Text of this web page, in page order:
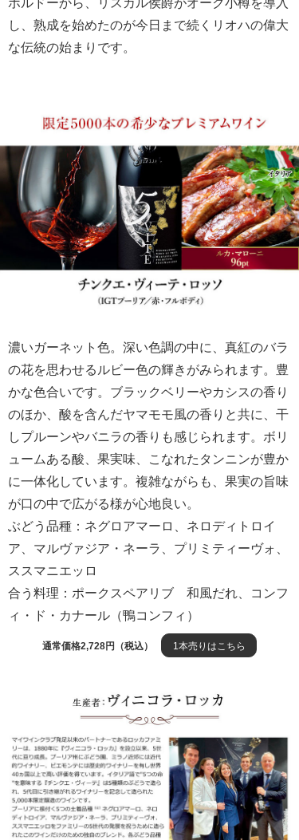
ボルドーから、リスカル侯爵がオーク小樽を導入
し、熟成を始めたのが今日まで続くリオハの偉大
な伝統の始まりです。
濃いガーネット色。深い色調の中に、真紅のバラ
の花を思わせるルビー色の輝きがみられます。豊
かな色合いです。ブラックベリーやカシスの香り
のほか、酸を含んだヤマモモ風の香りと共に、干
しプルーンやバニラの香りも感じられます。ボリ
ュームある酸、果実味、こなれたタンニンが豊か
に一体化しています。複雑ながらも、果実の旨味
が口の中で広がる様が心地良い。
ぶどう品種：ネグロアマーロ、ネロディトロイ
ア、マルヴァジア・ネーラ、プリミティーヴォ、
ススマニエッロ
合う料理：ポークスペアリブ 和風だれ、コンフ
ィ・ド・カナール（鴨コンフィ）
通常価格2,728円（税込） 1本売りはこちら